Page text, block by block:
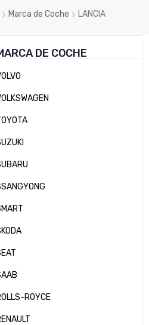
Marca de Coche LANCIA
DE COCHE
ROYCE